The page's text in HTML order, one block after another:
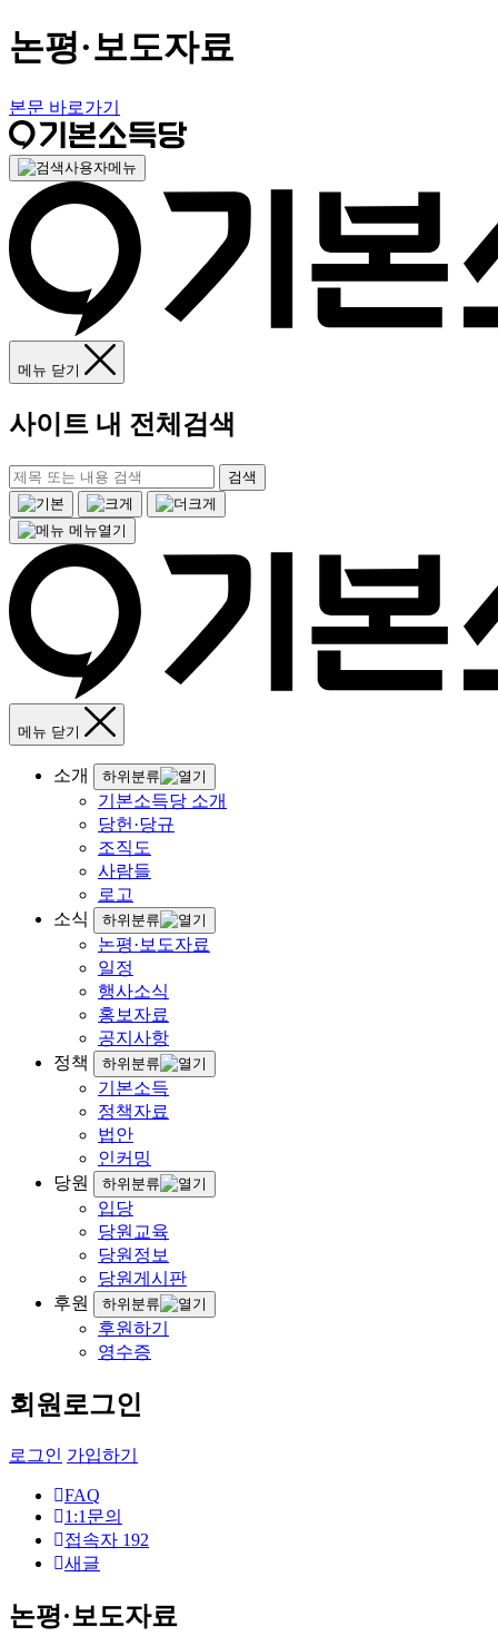
논평·보도자료
본문 바로가기
사용자메뉴
메뉴 닫기
사이트 내 전체검색
검색
메뉴열기
메뉴 닫기
소개 하위분류
기본소득당 소개
당헌·당규
조직도
사람들
로고
소식
하위분류
논평·보도자료
일정
행사소식
홍보자료
공지사항
정책
하위분류
기본소득
정책자료
법안
인커밍
당원
하위분류
입당
당원교육
당원정보
당원게시판
후원
하위분류
후원하기
영수증
회원로그인
로그인 가입하기
FAQ
1:1문의
접속자 192
새글
논평·보도자료